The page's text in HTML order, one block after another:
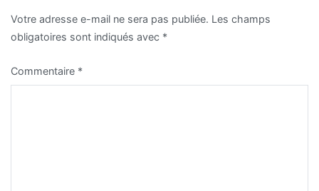
Votre adresse e-mail ne sera pas publiée. Les champs
obligatoires sont indiqués avec *
Commentaire *